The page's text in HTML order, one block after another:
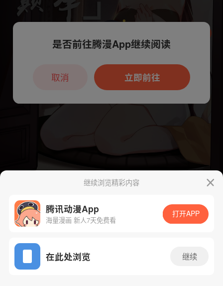
App免费看
下一话 腾漫App免费看
继续浏览精彩内容
腾讯动漫App
海量漫画 新人7天免费看
打开APP
在此处浏览 继续
本章节仅支持App阅读，可打开App新用
户7天免费看
是否前往腾漫App继续阅读
立即前往
取消